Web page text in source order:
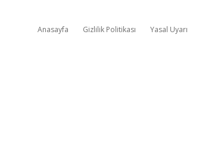
Anasayfa Gizlilik Politikası Yasal Uyarı